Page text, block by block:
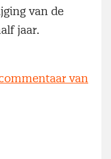
van de
jaar.
van